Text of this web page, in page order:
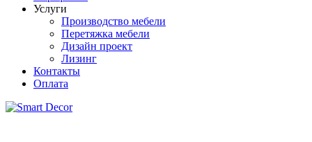
Услуги
Производство мебели
Перетяжка мебели
Дизайн проект
Лизинг
Контакты
Оплата